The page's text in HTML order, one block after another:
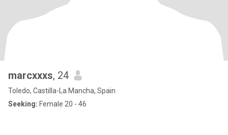
marcxxxs, 24
Toledo, Castilla-La Mancha, Spain
Seeking: Female 20 - 46